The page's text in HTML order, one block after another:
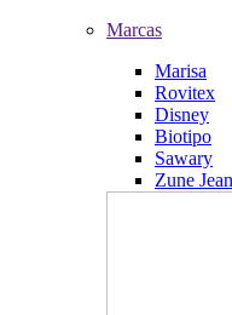
Marcas
Marisa
Rovitex
Disney
Biotipo
Sawary
Zune